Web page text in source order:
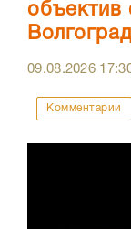
объектив
09.08.2026
Комментарии